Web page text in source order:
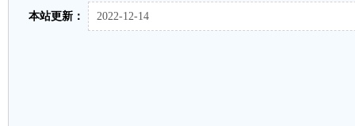
本站更新： 2022-12-14